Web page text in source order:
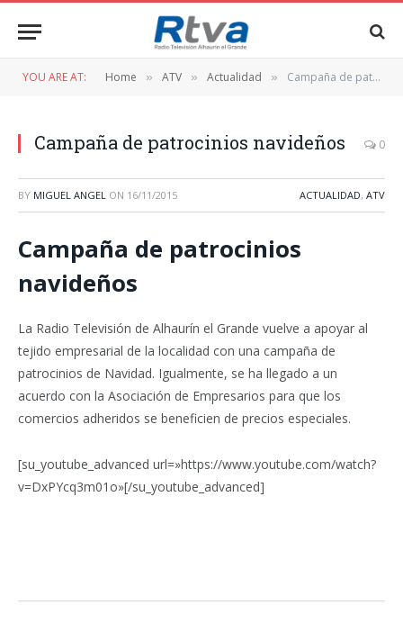
YOU ARE AT: Home » ATV » Actualidad » Campaña de patrocinios navideños
Campaña de patrocinios navideños 0
BY MIGUEL ANGEL ON 16/11/2015 ACTUALIDAD, ATV
Campaña de patrocinios
navideños
La Radio Televisión de Alhaurín el Grande vuelve a apoyar al
tejido empresarial de la localidad con una campaña de
patrocinios de Navidad. Igualmente, se ha llegado a un
acuerdo con la Asociación de Empresarios para que los
comercios adheridos se beneficien de precios especiales.
[su_youtube_advanced url=»https://www.youtube.com/watch?
v=DxPYcq3m01o»[/su_youtube_advanced]